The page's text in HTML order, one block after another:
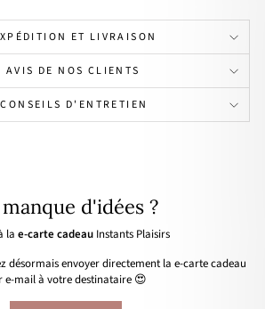
ET LIVRAISON
AVIS DE NOS CLIENTS
D'ENTRETIEN
d'idées ?
la e-carte cadeau Instants Plaisirs
désormais envoyer directement la e-carte cadeau
e-mail à votre destinataire 😍